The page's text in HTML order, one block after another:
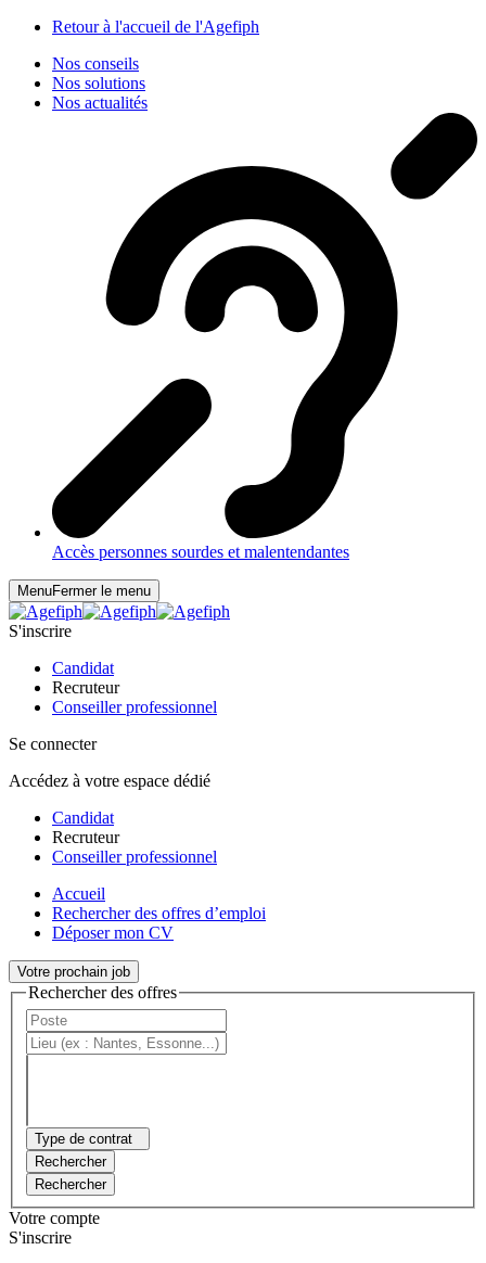
Retour à l'accueil de l'Agefiph
Nos conseils
Nos solutions
Nos actualités
Accès personnes sourdes et malentendantes
MenuFermer le menu
S'inscrire
Candidat
Recruteur
Conseiller professionnel
Se connecter
Accédez à votre espace dédié
Candidat
Recruteur
Conseiller professionnel
Accueil
Rechercher des offres d’emploi
Déposer mon CV
Votre prochain job
Rechercher des offres
Type de contrat
Rechercher
Rechercher
Votre compte
S'inscrire